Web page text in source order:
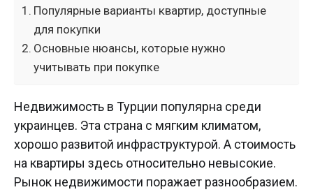
Популярные варианты квартир, доступные
для покупки
Основные нюансы, которые нужно
учитывать при покупке
Недвижимость в Турции популярна среди
украинцев. Эта страна с мягким климатом,
хорошо развитой инфраструктурой. А стоимость
на квартиры здесь относительно невысокие.
Рынок недвижимости поражает разнообразием.